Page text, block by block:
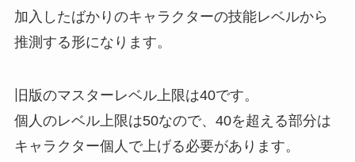
加入したばかりのキャラクターの技能レベルから
推測する形になります。
旧版のマスターレベル上限は40です。
個人のレベル上限は50なので、40を超える部分は
キャラクター個人で上げる必要があります。